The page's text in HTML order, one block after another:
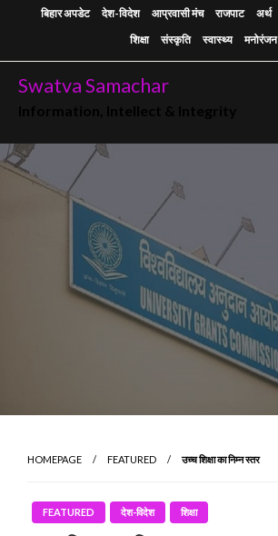
बिहार अपडेट देश-विदेश आप्रवासी मंच राजपाट अर्थ
शिक्षा
संस्कृति स्वास्थ्य मनोरंजन
Swatva Samachar
HOMEPAGE FEATURED उच्च शिक्षा का निम्न स्तर
FEATURED देश-विदेश शिक्षा